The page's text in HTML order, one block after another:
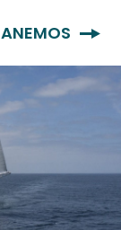
ANEMOS